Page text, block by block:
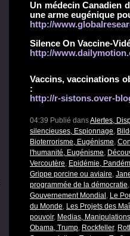
Un médecin Canadien
une arme eugénique
http://
Silence On Vaccine-
http://
Vaccins, vaccinations
:
http://r-sistons.over-
04:39 Publié dansAlertes,
silencieuses, Espionnage,
Bioterrorisme, Eugénisme,
l'humanité, Eugénisme,
Vercoutère, Epidémie,
Grippe porcine ou aviaire,
programmée de la démocratie
Gouvernement Mondial , Le
du Monde, Les Projets des
pouvoir, Medias,
Obama, Trump, Rockfeller,